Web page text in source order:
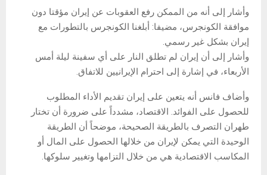
وأشار إلى أنه من الممكن رفع العقوبات عن إيران مؤقتا دون
موافقة الكونجرس، مضيفا: أبلغنا الكونجرس بالتطورات مع
إيران بشكل غير رسمي.
وأشار إلى أن إيران لم تطلق النار على أي سفينة ليلة أمس
الأربعاء، في إشارة إلى احترام الإيرانيين للاتفاق.
وأضاف فانس أنه يتعين على إيران تقديم الأداء المطلوب
للحصول على الفوائد. الاقتصاد، مشدداً على ضرورة أن تختار
طهران التصرف بالطريقة الصحيحة، موضحاً أن الطريقة
الوحيدة التي يمكن لإيران من خلالها الحصول على المال أو
المكاسب الاقتصادية هي من خلال التزامها وتغيير سلوكها.